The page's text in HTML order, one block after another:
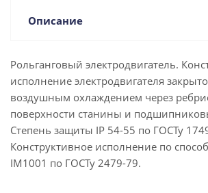
Описание
Рольганговый электродвигатель.
исполнение электродвигателя
воздушным охлаждением через
поверхности станины и
Степень защиты IP 54-55 по ГОСТу
Конструктивное исполнение по
IM1001 по ГОСТу 2479-79.